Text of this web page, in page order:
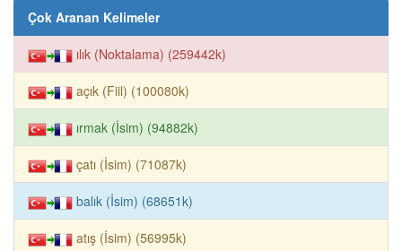
Çok Aranan Kelimeler
ılık (Noktalama) (259442k)
açık (Fiil) (100080k)
ırmak (İsim) (94882k)
çatı (İsim) (71087k)
balık (İsim) (68651k)
atış (İsim) (56995k)